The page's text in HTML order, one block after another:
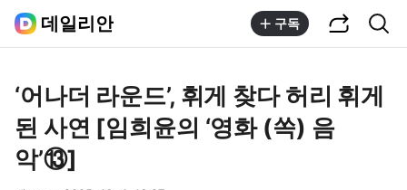
데일리안 구독
‘어나더 라운드’, 휘게 찾다 허리 휘게
된 사연 [임희윤의 ‘영화 (쏙) 음
악’⑬]